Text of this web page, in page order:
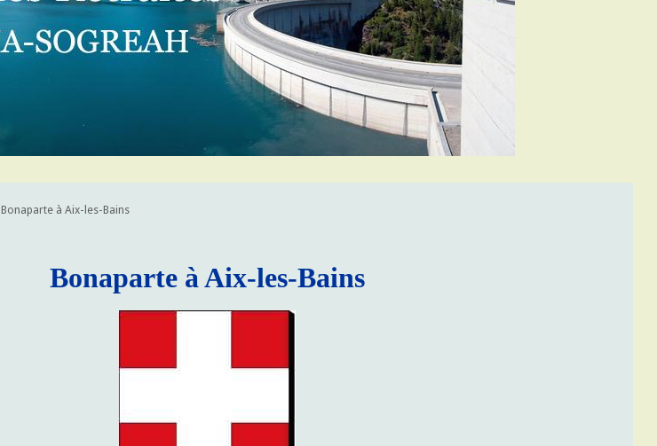
Bonaparte à Aix-les-Bains
Bonaparte à Aix-les-Bains